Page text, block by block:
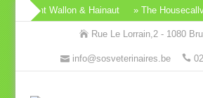
Brabant Wallon & Hainaut » The
Rue Le Lorrain,2 - 1080
info@sosveterinaires.be